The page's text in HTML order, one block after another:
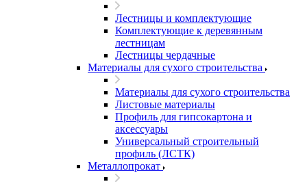
Лестницы и комплектующие
Комплектующие к деревянным
лестницам
Лестницы чердачные
Материалы для сухого строительства
Материалы для сухого строительства
Листовые материалы
Профиль для гипсокартона и
аксессуары
Универсальный строительный
профиль (ЛСТК)
Металлопрокат